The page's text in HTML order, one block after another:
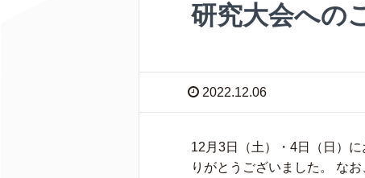
研究大会への
2022.12.06
12月3日（土）・4日（日）
りがとうございました。 な